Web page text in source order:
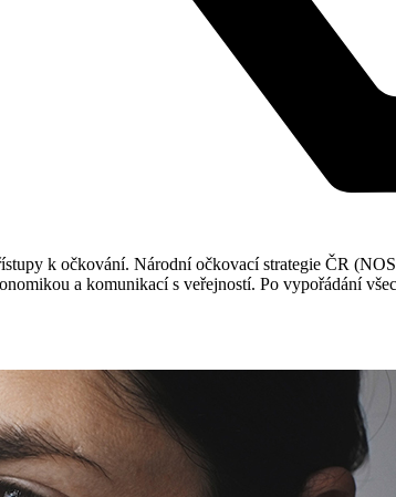
k očkování. Národní očkovací strategie ČR
a komunikací s veřejností. Po vypořádání